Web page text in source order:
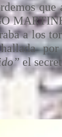
a los
el